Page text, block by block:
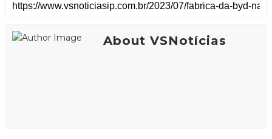
About VSNotícias